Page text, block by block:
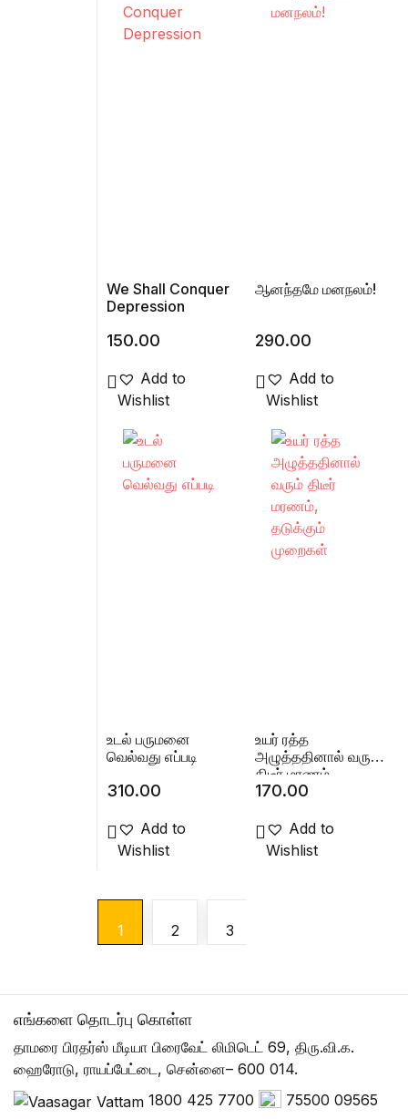
We Shall Conquer
Depression
150.00
Add to
Wishlist
ஆனந்தமே மனநலம்!
290.00
Add to
Wishlist
உடல் பருமனை
வெல்வது எப்படி
310.00
Add to
Wishlist
உயர் ரத்த
அழுத்ததினால் வரும்
திடீர் மரணம்,
தடுக்கும் முறைகள்
170.00
Add to
Wishlist
1 2 3
எங்களை தொடர்பு கொள்ள
தாமரை பிரதர்ஸ் மீடியா பிரைவேட் லிமிடெட் 69, திரு.வி.க.
ஹைரோடு, ராயப்பேட்டை, சென்னை– 600 014.
1800 425 7700
75500 09565